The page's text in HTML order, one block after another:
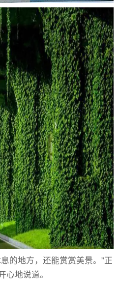
的地方，还能赏赏美景。”正
心地说道。